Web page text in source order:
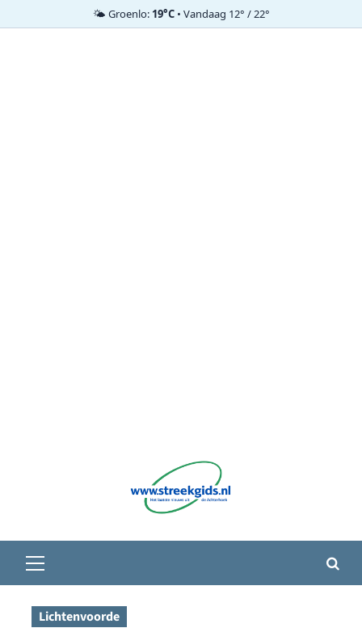
🌤️ Groenlo: 19°C• Vandaag 12° / 22°
menu
Lichtenvoorde